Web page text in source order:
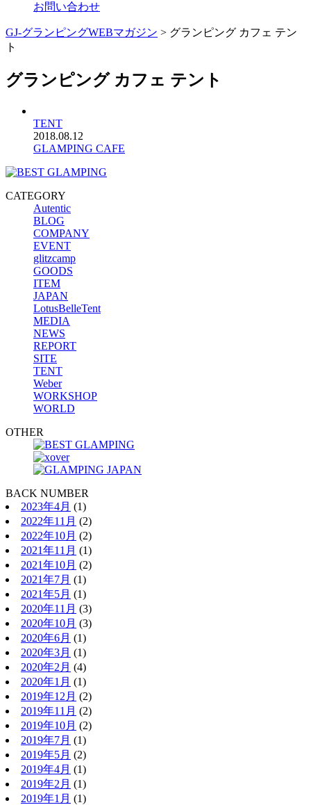
お問い合わせ
GJ-グランピングWEBマガジン > グランピング カフェ テン
ト
グランピング カフェ テント
TENT
2018.08.12
GLAMPING CAFE
CATEGORY
Autentic
BLOG
COMPANY
EVENT
glitzcamp
GOODS
ITEM
JAPAN
LotusBelleTent
MEDIA
NEWS
REPORT
SITE
TENT
Weber
WORKSHOP
WORLD
OTHER
BACK NUMBER
2023年4月 (1)
2022年11月 (2)
2022年10月 (2)
2021年11月 (1)
2021年10月 (2)
2021年7月 (1)
2021年5月 (1)
2020年11月 (3)
2020年10月 (3)
2020年6月 (1)
2020年3月 (1)
2020年2月 (4)
2020年1月 (1)
2019年12月 (2)
2019年11月 (2)
2019年10月 (2)
2019年7月 (1)
2019年5月 (2)
2019年4月 (1)
2019年2月 (1)
2019年1月 (1)